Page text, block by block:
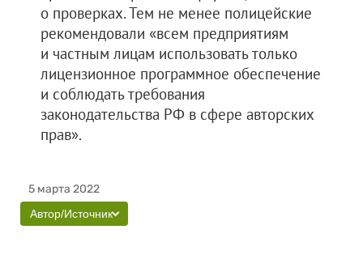
о проверках. Тем не менее полицейские
рекомендовали «всем предприятиям
и частным лицам использовать только
лицензионное программное обеспечение
и соблюдать требования
законодательства РФ в сфере авторских
прав».
5 марта 2022
Автор/Источник